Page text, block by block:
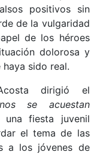
positivos sin
de la vulgaridad
de los héroes
dolorosa y
sido real.
dirigió el
se acuestan
fiesta juvenil
el tema de las
a los jóvenes de